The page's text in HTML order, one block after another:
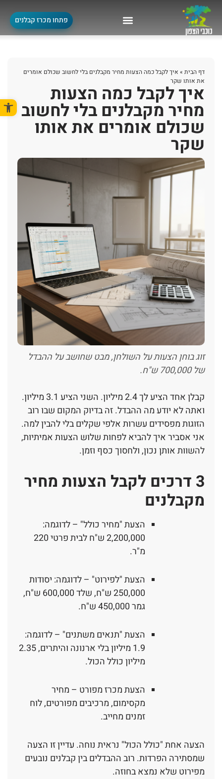
פתח
פתחו מכרז קבלנים
דף הבית » איך לקבל כמה הצעות מחיר מקבלנים בלי לחשוב שכולם אומרים
את אותו שקר
איך לקבל כמה הצעות
מחיר מקבלנים בלי לחשוב
שכולם אומרים את אותו
שקר
זוג בוחן הצעות על השולחן, מבט שחושב על ההבדל
של 700,000 ש"ח.
קבלן אחד הציע לך 2.4 מיליון. השני הציע 3.1 מיליון.
ואתה לא יודע מה ההבדל. זה בדיוק המקום שבו רוב
הזוגות מפסידים עשרות אלפי שקלים בלי להבין למה.
אני אסביר איך להביא לפחות שלוש הצעות אמיתיות,
להשוות אותן נכון, ולחסוך כסף וזמן.
3 דרכים לקבל הצעות מחיר
מקבלנים
הצעת "מחיר כולל" – לדוגמה:
2,200,000 ש"ח לבית פרטי 220
מ"ר.
הצעת "לפירוט" – לדוגמה: יסודות
250,000 ש"ח, שלד 600,000 ש"ח,
גמר 450,000 ש"ח.
הצעת "תנאים משתנים" – לדוגמה:
1.9 מיליון בלי ארנונה והיתרים, 2.35
מיליון כולל הכול.
הצעת מכרז מפורט – מחיר
מקסימום, מרכיבים מפורטים, לוח
זמנים מחייב.
הצעה אחת "כולל הכול" נראית נוחה. עדיין זו הצעה
שמסתירה הפרדות. רוב ההבדלים בין קבלנים נובעים
מפירוט שלא נמצא בחוזה.